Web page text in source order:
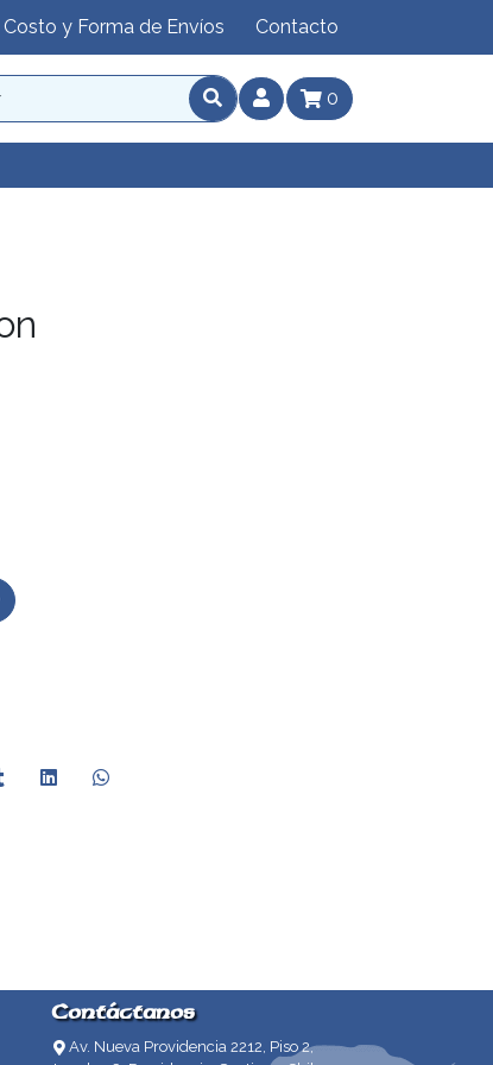
Costo y Forma de Envíos Contacto
0
Contáctanos
Av. Nueva Providencia 2212, Piso 2,